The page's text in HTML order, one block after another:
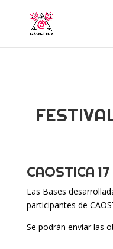
CAOSTICA
Las Bases
participantes de
Se podrán enviar las